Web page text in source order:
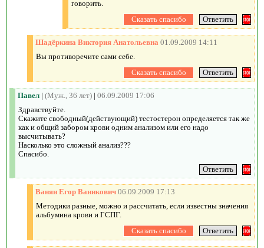
говорить.
Шадёркина Виктория Анатольевна 01.09.2009 14:11
Вы противоречите сами себе.
Павел | (Муж., 36 лет) | 06.09.2009 17:06
Здравствуйте.
Скажите свободный(действующий) тестостерон определяется так же
как и общий забором крови одним анализом или его надо
высчитывать?
Насколько это сложный анализ???
Спасибо.
Ванян Егор Ваникович 06.09.2009 17:13
Методики разные, можно и рассчитать, если известны значения
альбумина крови и ГСПГ.